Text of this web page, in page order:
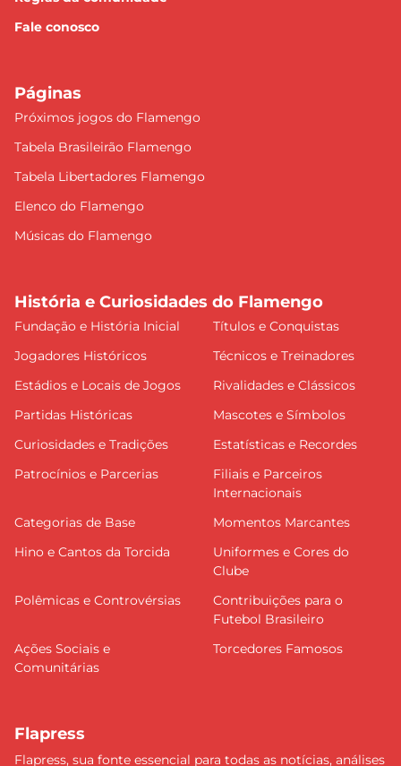
Fale conosco
Páginas
Próximos jogos do Flamengo
Tabela Brasileirão Flamengo
Tabela Libertadores Flamengo
Elenco do Flamengo
Músicas do Flamengo
História e Curiosidades do Flamengo
Fundação e História Inicial
Títulos e Conquistas
Jogadores Históricos
Técnicos e Treinadores
Estádios e Locais de Jogos
Rivalidades e Clássicos
Partidas Históricas
Mascotes e Símbolos
Curiosidades e Tradições
Estatísticas e Recordes
Patrocínios e Parcerias
Filiais e Parceiros
Internacionais
Categorias de Base
Momentos Marcantes
Hino e Cantos da Torcida
Uniformes e Cores do
Clube
Polêmicas e Controvérsias
Contribuições para o
Futebol Brasileiro
Ações Sociais e
Comunitárias
Torcedores Famosos
Flapress
Flapress, sua fonte essencial para todas as notícias, análises